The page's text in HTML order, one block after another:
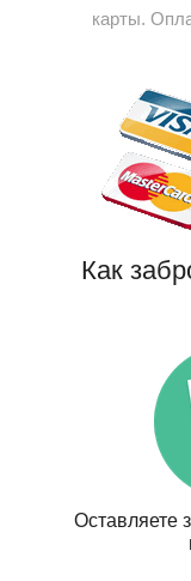
карты.
Как
Оставляете